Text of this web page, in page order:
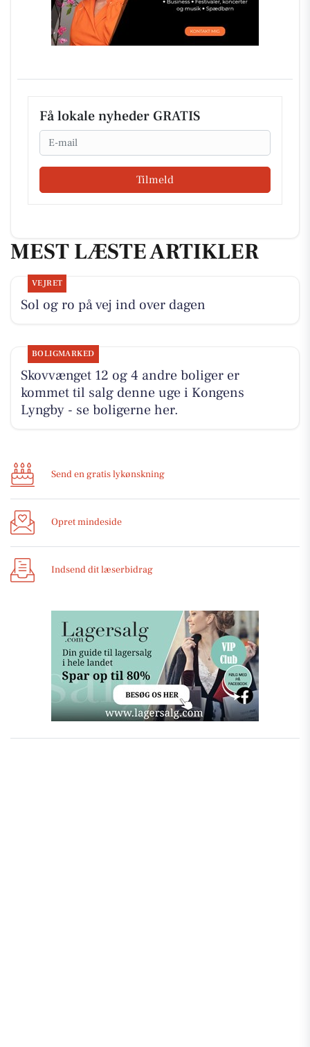
Få lokale nyheder GRATIS
Email
Tilmeld
MEST LÆSTE ARTIKLER
VEJRET
Sol og ro på vej ind over dagen
BOLIGMARKED
Skovvænget 12 og 4 andre boliger er
kommet til salg denne uge i Kongens
Lyngby - se boligerne her.
Send en gratis lykønskning
Opret mindeside
Indsend dit læserbidrag